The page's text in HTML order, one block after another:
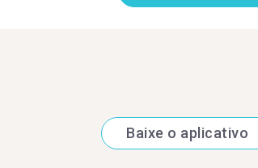
Baixe o aplicativo